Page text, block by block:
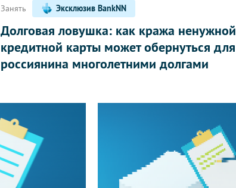
Занять Эксклюзив BankNN
Долговая ловушка: как кража ненужной
кредитной карты может обернуться для
россиянина многолетними долгами